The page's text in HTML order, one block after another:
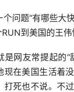
个问题“有哪些大
到美国的王伟
是网友常提起的“
现在美国生活着
打死也不说。不